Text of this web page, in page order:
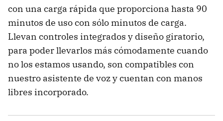
con una carga rápida que proporciona hasta 90
minutos de uso con sólo minutos de carga.
Llevan controles integrados y diseño giratorio,
para poder llevarlos más cómodamente cuando
no los estamos usando, son compatibles con
nuestro asistente de voz y cuentan con manos
libres incorporado.